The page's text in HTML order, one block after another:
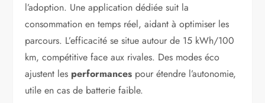
l’adoption. Une application dédiée suit la
consommation en temps réel, aidant à optimiser les
parcours. L’efficacité se situe autour de 15 kWh/100
km, compétitive face aux rivales. Des modes éco
ajustent les performances pour étendre l’autonomie,
utile en cas de batterie faible.